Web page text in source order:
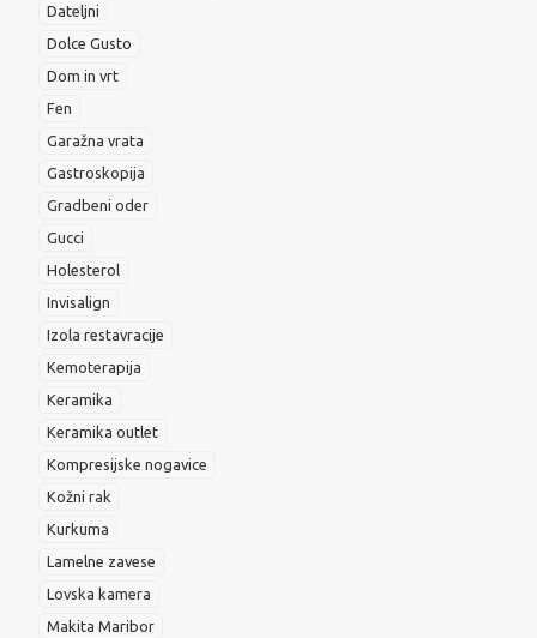
Dateljni
Dolce Gusto
Dom in vrt
Fen
Garažna vrata
Gastroskopija
Gradbeni oder
Gucci
Holesterol
Invisalign
Izola restavracije
Kemoterapija
Keramika
Keramika outlet
Kompresijske nogavice
Kožni rak
Kurkuma
Lamelne zavese
Lovska kamera
Makita Maribor